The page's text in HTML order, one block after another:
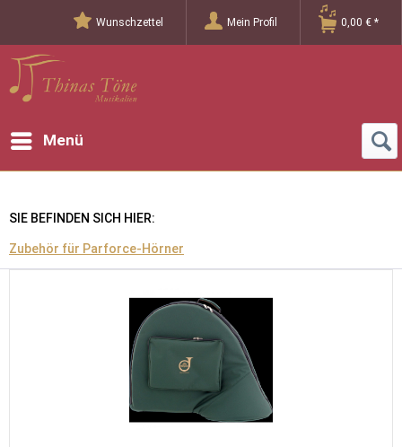
Wunschzettel Mein Profil 0,00 € *
Menü
SIE BEFINDEN SICH HIER:
Zubehör für Parforce-Hörner